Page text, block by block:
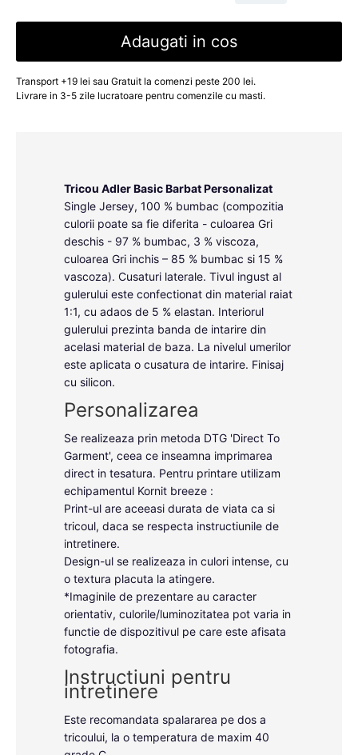
Adaugati in cos
Transport +19 lei sau Gratuit la comenzi peste 200 lei.
Livrare in 3-5 zile lucratoare pentru comenzile cu masti.
Tricou Adler Basic Barbat Personalizat
Single Jersey, 100 % bumbac (compozitia
culorii poate sa fie diferita - culoarea Gri
deschis - 97 % bumbac, 3 % viscoza,
culoarea Gri inchis – 85 % bumbac si 15 %
vascoza). Cusaturi laterale. Tivul ingust al
gulerului este confectionat din material raiat
1:1, cu adaos de 5 % elastan. Interiorul
gulerului prezinta banda de intarire din
acelasi material de baza. La nivelul umerilor
este aplicata o cusatura de intarire. Finisaj
cu silicon.
Personalizarea
Se realizeaza prin metoda DTG 'Direct To
Garment', ceea ce inseamna imprimarea
direct in tesatura. Pentru printare utilizam
echipamentul Kornit breeze :
Print-ul are aceeasi durata de viata ca si
tricoul, daca se respecta instructiunile de
intretinere.
Design-ul se realizeaza in culori intense, cu
o textura placuta la atingere.
*Imaginile de prezentare au caracter
orientativ, culorile/luminozitatea pot varia in
functie de dispozitivul pe care este afisata
fotografia.
Instructiuni pentru
intretinere
Este recomandata spalararea pe dos a
tricoului, la o temperatura de maxim 40